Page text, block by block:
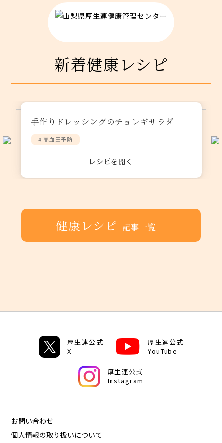
新着健康レシピ
手作りドレッシングのチョレギサラダ
# 高血圧予防
レシピを開く
健康レシピ 記事一覧
厚生連公式
X
厚生連公式
YouTube
厚生連公式
Instagram
お問い合わせ
個人情報の取り扱いについて